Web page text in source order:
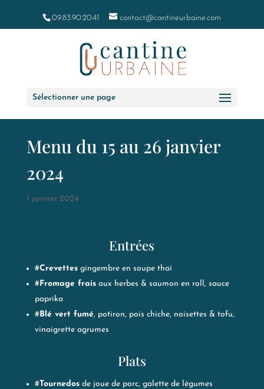
09.83.90.20.41 contact@cantineurbaine.com
Sélectionner une page
Menu du 15 au 26 janvier
2024
1 janvier 2024
Entrées
#Crevettesgingembre en soupe thaï​
#Fromage fraisaux herbes & saumon en roll, sauce
paprika
#Blé vert fumé, potiron, pois chiche, noisettes & tofu,
vinaigrette agrumes
Plats
#Tournedosde joue de porc, galette de légumes